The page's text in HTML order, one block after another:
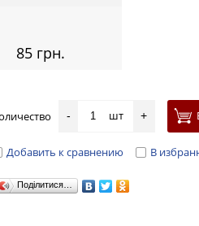
85 грн.
- шт +
Добавить к сравнению В
Поділитися…